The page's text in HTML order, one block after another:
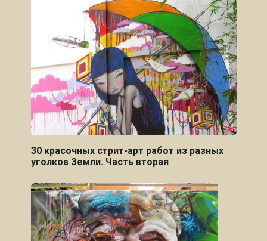
30 красочных стрит-арт работ из разных
уголков Земли. Часть вторая